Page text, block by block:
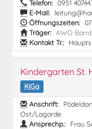
Telefon: 0951
E-Mail:
Öffnungszeiten:
Träger: AWO
Kontakt Tr.:
Kindergarten St.
KiGa
Anschrift:
Ost/Lagarde
Ansprechp.: Frau